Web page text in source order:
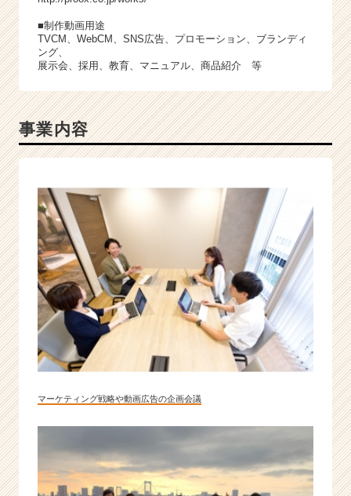
■制作動画用途
TVCM、WebCM、SNS広告、プロモーション、ブランディ
ング、
展示会、採用、教育、マニュアル、商品紹介 等
事業内容
マーケティング戦略や動画広告の企画会議